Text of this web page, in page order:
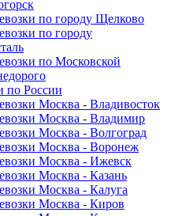
по городу Щелково
по городу
по Московской
по России
Москва - Владивосток
Москва - Владимир
Москва - Волгоград
Москва - Воронеж
Москва - Ижевск
Москва - Казань
Москва - Калуга
Москва - Киров